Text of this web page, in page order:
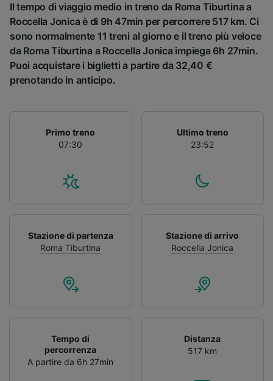
Il tempo di viaggio medio in treno da Roma Tiburtina a
Roccella Jonica è di 9h 47min per percorrere 517 km. Ci
sono normalmente 11 treni al giorno e il treno più veloce
da Roma Tiburtina a Roccella Jonica impiega 6h 27min.
Puoi acquistare i biglietti a partire da 32,40 €
prenotando in anticipo.
Primo treno
07:30
Ultimo treno
23:52
Stazione di partenza
Roma Tiburtina
Stazione di arrivo
Roccella Jonica
Tempo di
percorrenza
A partire da 6h 27min
Distanza
517 km